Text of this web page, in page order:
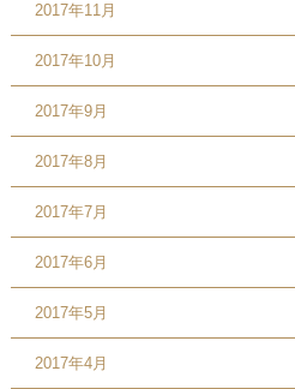
2017年11月
2017年10月
2017年9月
2017年8月
2017年7月
2017年6月
2017年5月
2017年4月